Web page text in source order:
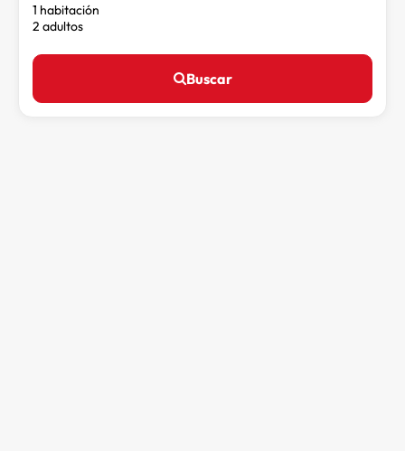
1 habitación
2 adultos
Buscar